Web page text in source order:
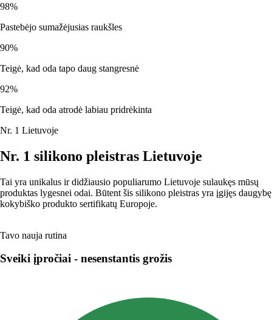
98%
Pastebėjo sumažėjusias raukšles
90%
Teigė, kad oda tapo daug stangresnė
92%
Teigė, kad oda atrodė labiau pridrėkinta
Nr. 1 Lietuvoje
Nr. 1 silikono pleistras Lietuvoje
Tai yra unikalus ir didžiausio populiarumo Lietuvoje sulaukęs mūsų
produktas lygesnei odai. Būtent šis silikono pleistras yra įgijęs daugybę
kokybiško produkto sertifikatų Europoje.
Tavo nauja rutina
Sveiki įpročiai - nesenstantis grožis